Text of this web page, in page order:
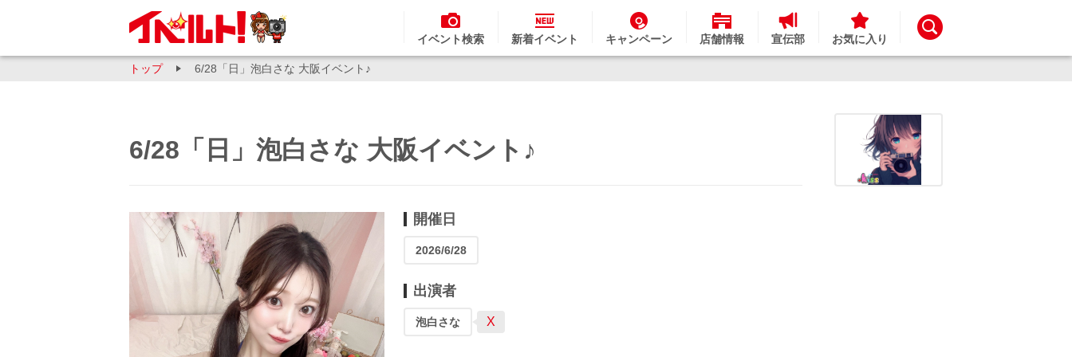
イベント検索 新着イベント キャンペーン 店舗情報 宣伝部 お気に入り
トップ 6/28「日」泡白さな 大阪イベント♪
6/28「日」泡白さな 大阪イベント♪
開催日
2026/6/28
出演者
泡白さな X